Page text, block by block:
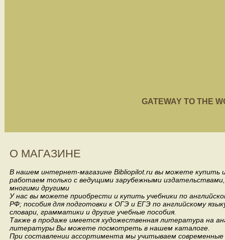
GATEWAY TO THE
О МАГАЗИНЕ
В нашем интернет-магазине Bibliopilot.ru вы можете купить
работаем только с ведущими зарубежными издательствами,
многими другими
У нас вы можете приобрести и купить учебники по
РФ; пособия для подготовки к ОГЭ и ЕГЭ по английскому
словари, грамматики и другие учебные пособия.
Также в продаже имеется художественная литература на
литературы Вы можете посмотреть в нашем каталоге.
При составлении ассортимента мы учитываем